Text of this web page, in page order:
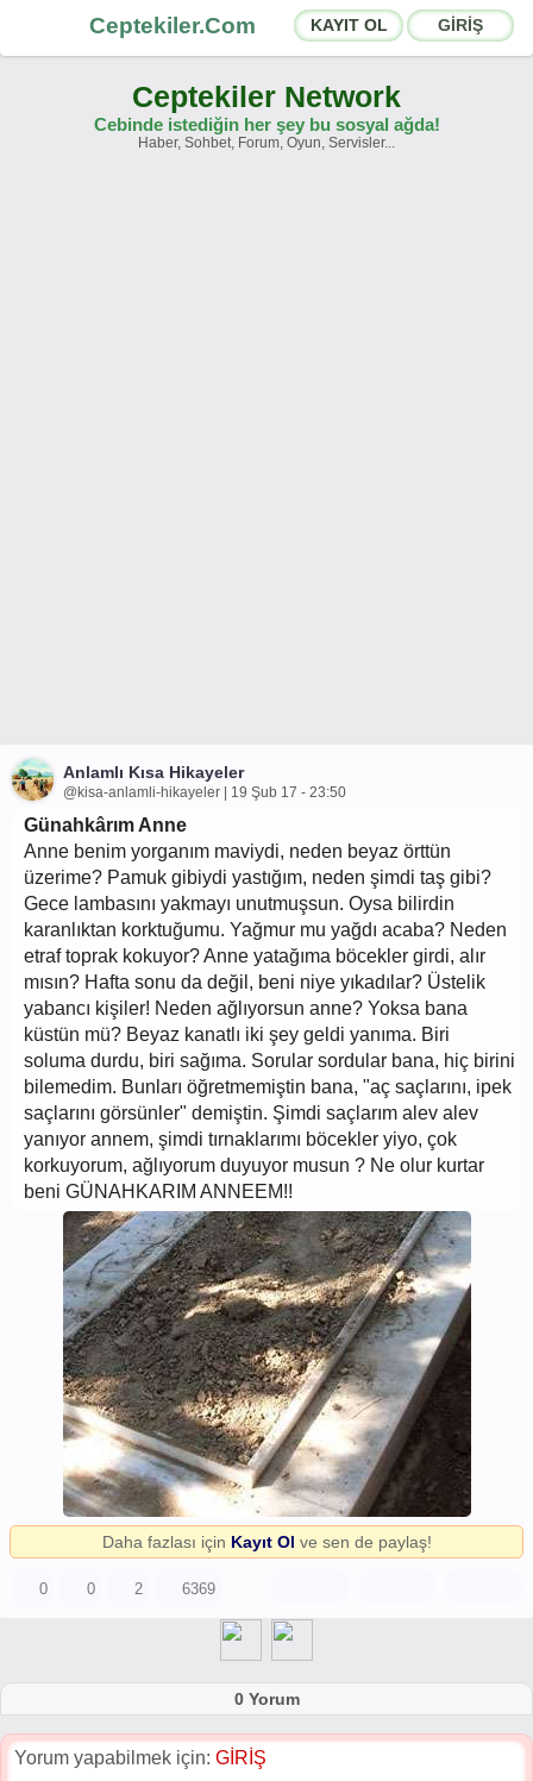
Ceptekiler.Com KAYIT OL GİRİŞ
Ceptekiler Network
Cebinde istediğin her şey bu sosyal ağda!
Haber, Sohbet, Forum, Oyun, Servisler...
Anlamlı Kısa Hikayeler
@kisa-anlamli-hikayeler | 19 Şub 17 - 23:50
Günahkârım Anne
Anne benim yorganım maviydi, neden beyaz örttün
üzerime? Pamuk gibiydi yastığım, neden şimdi taş gibi?
Gece lambasını yakmayı unutmuşsun. Oysa bilirdin
karanlıktan korktuğumu. Yağmur mu yağdı acaba? Neden
etraf toprak kokuyor? Anne yatağıma böcekler girdi, alır
mısın? Hafta sonu da değil, beni niye yıkadılar? Üstelik
yabancı kişiler! Neden ağlıyorsun anne? Yoksa bana
küstün mü? Beyaz kanatlı iki şey geldi yanıma. Biri
soluma durdu, biri sağıma. Sorular sordular bana, hiç birini
bilemedim. Bunları öğretmemiştin bana, "aç saçlarını, ipek
saçlarını görsünler" demiştin. Şimdi saçlarım alev alev
yanıyor annem, şimdi tırnaklarımı böcekler yiyo, çok
korkuyorum, ağlıyorum duyuyor musun ? Ne olur kurtar
beni GÜNAHKARIM ANNEEM!!
Daha fazlası için Kayıt Ol ve sen de paylaş!
0 0 2 6369
0 Yorum
Yorum yapabilmek için: GİRİŞ